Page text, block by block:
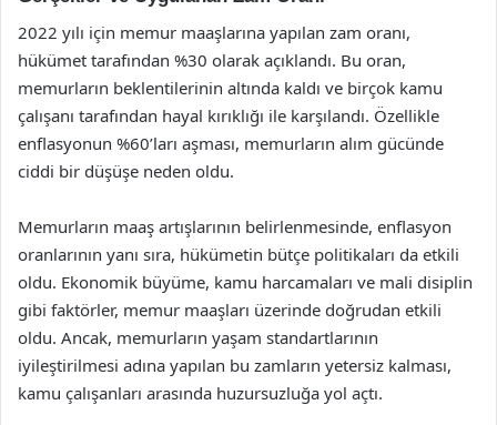
2022 yılı için memur maaşlarına yapılan zam oranı,
hükümet tarafından %30 olarak açıklandı. Bu oran,
memurların beklentilerinin altında kaldı ve birçok kamu
çalışanı tarafından hayal kırıklığı ile karşılandı. Özellikle
enflasyonun %60’ları aşması, memurların alım gücünde
ciddi bir düşüşe neden oldu.
Memurların maaş artışlarının belirlenmesinde, enflasyon
oranlarının yanı sıra, hükümetin bütçe politikaları da etkili
oldu. Ekonomik büyüme, kamu harcamaları ve mali disiplin
gibi faktörler, memur maaşları üzerinde doğrudan etkili
oldu. Ancak, memurların yaşam standartlarının
iyileştirilmesi adına yapılan bu zamların yetersiz kalması,
kamu çalışanları arasında huzursuzluğa yol açtı.